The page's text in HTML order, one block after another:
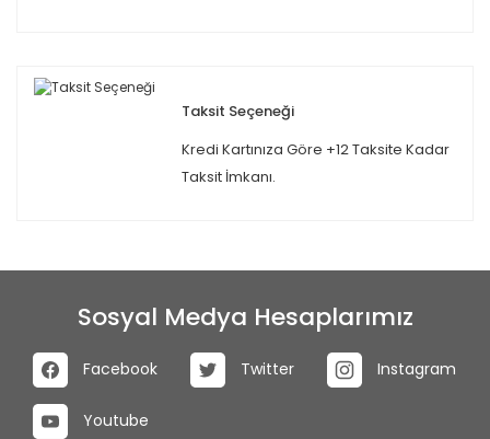
Taksit Seçeneği
Kredi Kartınıza Göre +12 Taksite Kadar
Taksit İmkanı.
Sosyal Medya Hesaplarımız
Facebook Twitter Instagram
Youtube